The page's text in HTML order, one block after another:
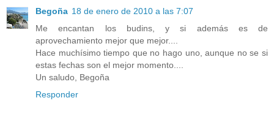
Begoña 18 de enero de 2010 a las 7:07
Me encantan los budins, y si además es de
aprovechamiento mejor que mejor....
Hace muchísimo tiempo que no hago uno, aunque no se si
estas fechas son el mejor momento....
Un saludo, Begoña
Responder